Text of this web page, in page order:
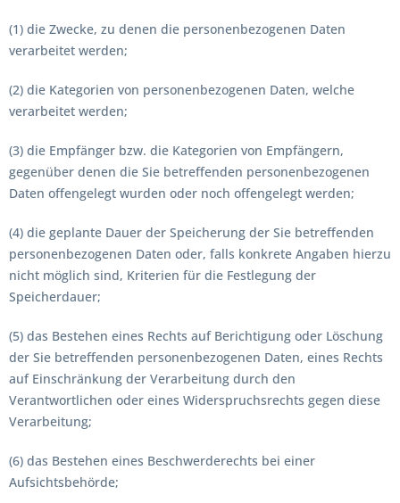
(1) die Zwecke, zu denen die personenbezogenen Daten
verarbeitet werden;
(2) die Kategorien von personenbezogenen Daten, welche
verarbeitet werden;
(3) die Empfänger bzw. die Kategorien von Empfängern,
gegenüber denen die Sie betreffenden personenbezogenen
Daten offengelegt wurden oder noch offengelegt werden;
(4) die geplante Dauer der Speicherung der Sie betreffenden
personenbezogenen Daten oder, falls konkrete Angaben hierzu
nicht möglich sind, Kriterien für die Festlegung der
Speicherdauer;
(5) das Bestehen eines Rechts auf Berichtigung oder Löschung
der Sie betreffenden personenbezogenen Daten, eines Rechts
auf Einschränkung der Verarbeitung durch den
Verantwortlichen oder eines Widerspruchsrechts gegen diese
Verarbeitung;
(6) das Bestehen eines Beschwerderechts bei einer
Aufsichtsbehörde;